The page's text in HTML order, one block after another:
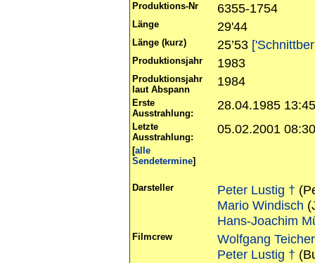
Produktions-Nr 6355-1754
Länge 29'44
Länge (kurz) 25’53
Produktionsjahr 1983
Produktionsjahr
laut Abspann
1984
Erste
Ausstrahlung:
28.04.1985
Letzte
Ausstrahlung:
05.02.2001
[alle
Sendetermine]
Darsteller Peter Lustig †
Mario Windisch
Hans-Joachim
Filmcrew
Wolfgang
Peter Lustig †